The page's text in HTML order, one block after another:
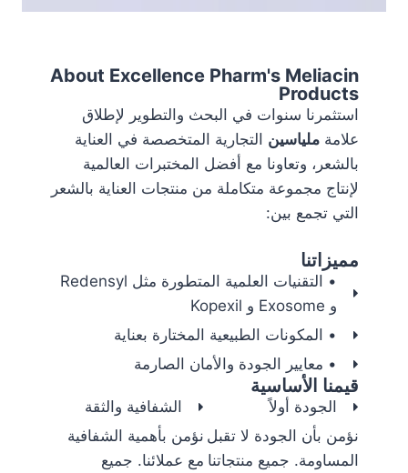
About Excellence Pharm's Meliacin
Products
استثمرنا سنوات في البحث والتطوير لإطلاق
علامة ملياسين التجارية المتخصصة في العناية
بالشعر، وتعاونا مع أفضل المختبرات العالمية
لإنتاج مجموعة متكاملة من منتجات العناية بالشعر
التي تجمع بين:
مميزاتنا
• التقنيات العلمية المتطورة مثل Redensyl
و Exosome و Kopexil
• المكونات الطبيعية المختارة بعناية
• معايير الجودة والأمان الصارمة
قيمنا الأساسية
الجودة أولاً
نؤمن بأن الجودة لا تقبل
المساومة. جميع منتجاتنا
الشفافية والثقة
نؤمن بأهمية الشفافية
مع عملائنا. جميع